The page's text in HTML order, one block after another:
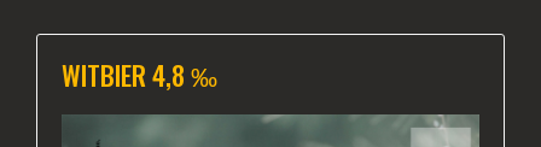
WITBIER 4,8 ‰